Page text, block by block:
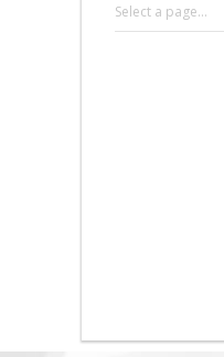
Select a page...